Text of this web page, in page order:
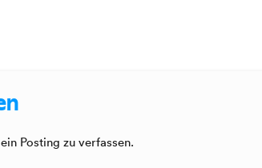
Posting zu verfassen.